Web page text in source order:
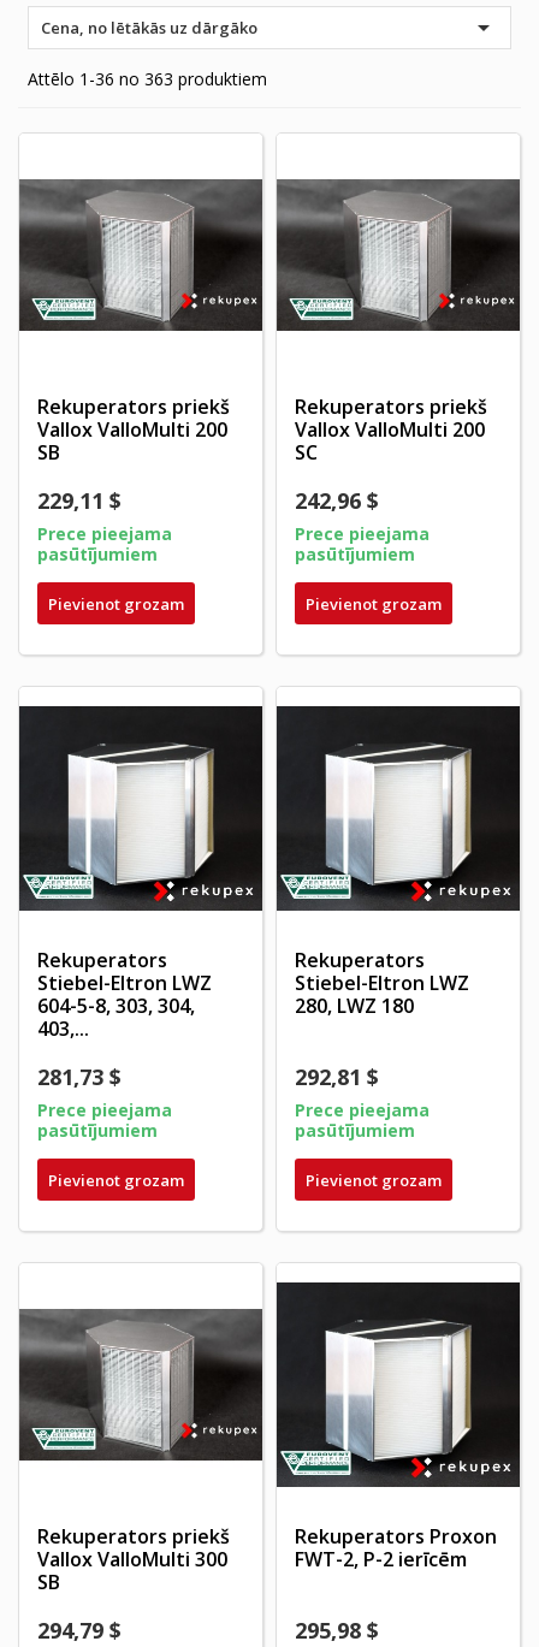
Cena, no lētākās uz dārgāko 
Attēlo 1-36 no 363 produktiem
Rekuperators priekš
Vallox ValloMulti 200
SB
229,11 $
Prece pieejama
pasūtījumiem
Pievienot grozam
Rekuperators priekš
Vallox ValloMulti 200
SC
242,96 $
Prece pieejama
pasūtījumiem
Pievienot grozam
Rekuperators
Stiebel-Eltron LWZ
604-5-8, 303, 304,
403,...
281,73 $
Prece pieejama
pasūtījumiem
Pievienot grozam
Rekuperators
Stiebel-Eltron LWZ
280, LWZ 180
292,81 $
Prece pieejama
pasūtījumiem
Pievienot grozam
Rekuperators priekš
Vallox ValloMulti 300
SB
294,79 $
Rekuperators Proxon
FWT-2, P-2 ierīcēm
295,98 $